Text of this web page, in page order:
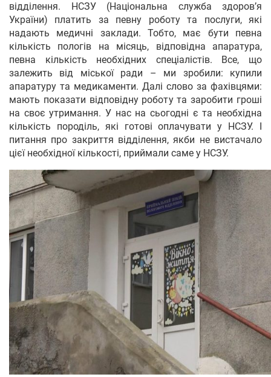
відділення. НСЗУ (Національна служба здоров’я
України) платить за певну роботу та послуги, які
надають медичні заклади. Тобто, має бути певна
кількість пологів на місяць, відповідна апаратура,
певна кількість необхідних спеціалістів. Все, що
залежить від міської ради – ми зробили: купили
апаратуру та медикаменти. Далі слово за фахівцями:
мають показати відповідну роботу та заробити гроші
на своє утримання. У нас на сьогодні є та необхідна
кількість породіль, які готові оплачувати у НСЗУ. І
питання про закриття відділення, якби не вистачало
цієї необхідної кількості, приймали саме у НСЗУ.